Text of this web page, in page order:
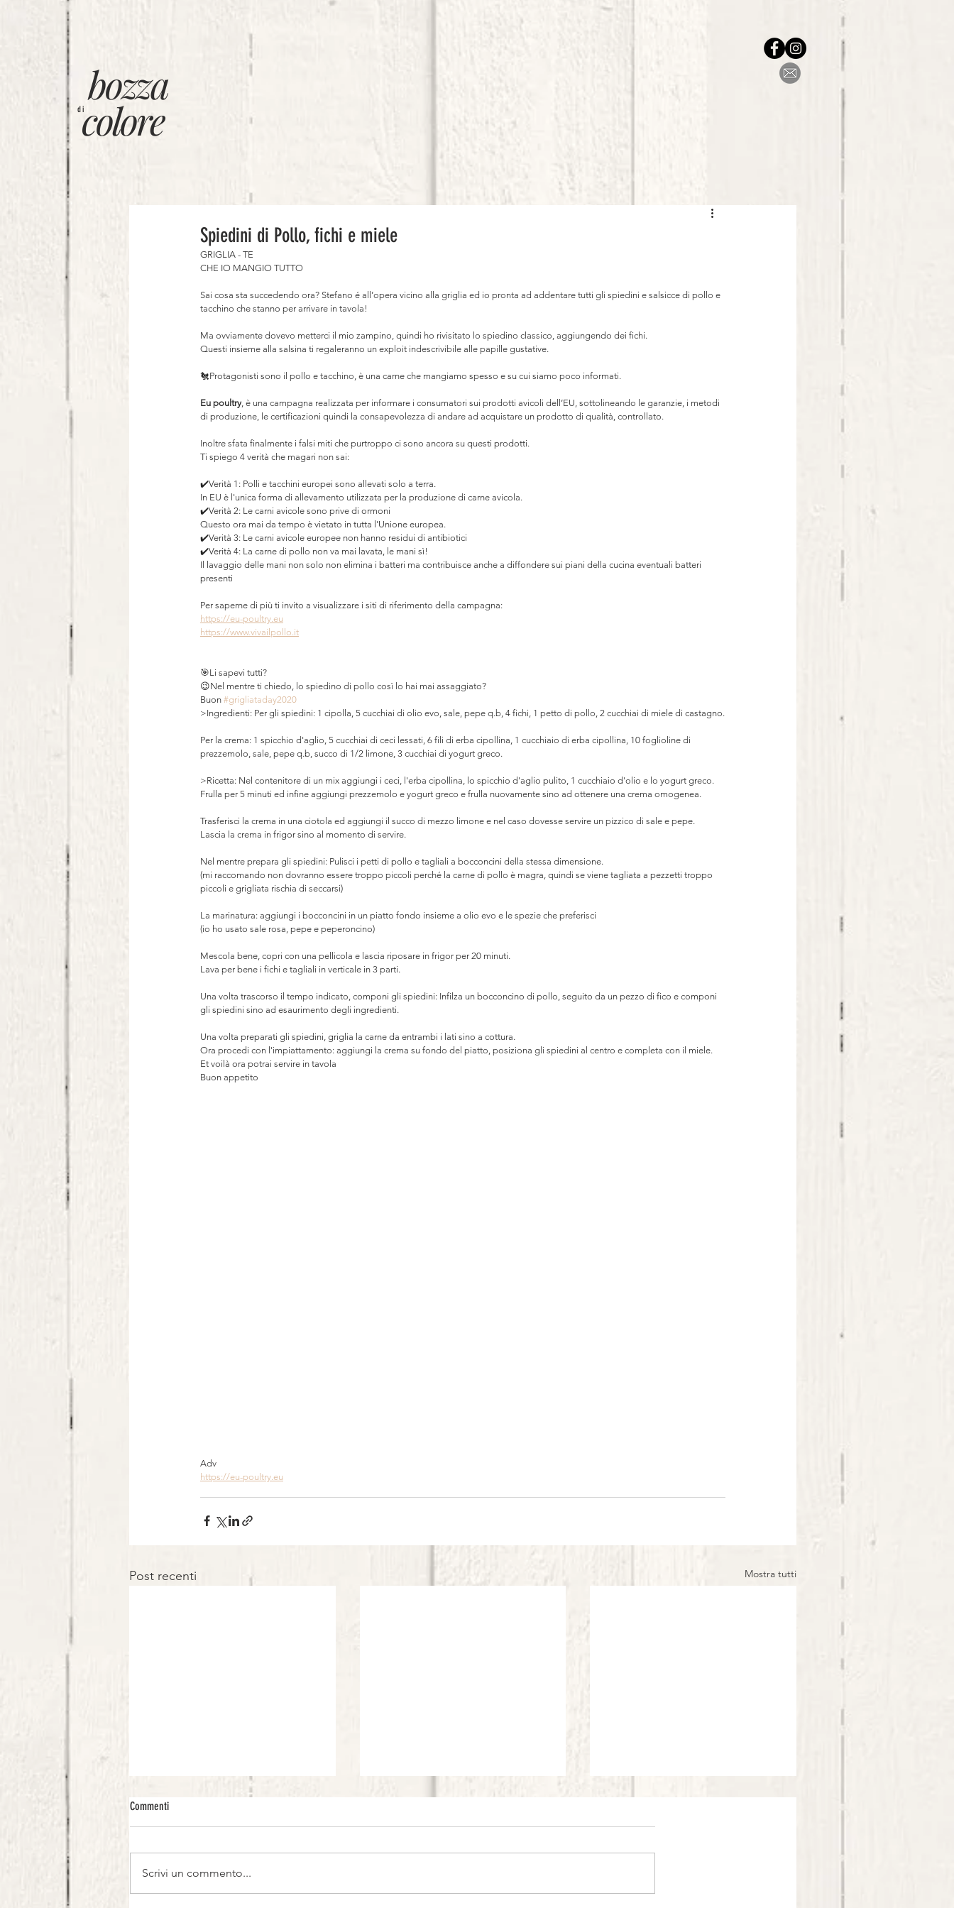
bozza
colore
di
Spiedini di Pollo, fichi e miele
GRIGLIA - TE⠀
CHE IO MANGIO TUTTO⠀
Sai cosa sta succedendo ora? Stefano é all’opera vicino alla griglia ed io pronta ad addentare tutti gli spiedini e salsicce di pollo e
tacchino che stanno per arrivare in tavola!⠀
Ma ovviamente dovevo metterci il mio zampino, quindi ho rivisitato lo spiedino classico, aggiungendo dei fichi. ⠀
Questi insieme alla salsina ti regaleranno un exploit indescrivibile alle papille gustative. ⠀
🐔Protagonisti sono il pollo e tacchino, è una carne che mangiamo spesso e su cui siamo poco informati.⠀
Eu poultry, è una campagna realizzata per informare i consumatori sui prodotti avicoli dell’EU, sottolineando le garanzie, i metodi
di produzione, le certificazioni quindi la consapevolezza di andare ad acquistare un prodotto di qualità, controllato. ⠀
Inoltre sfata finalmente i falsi miti che purtroppo ci sono ancora su questi prodotti. ⠀
Ti spiego 4 verità che magari non sai: ⠀
✔️Verità 1: Polli e tacchini europei sono allevati solo a terra. ⠀
In EU è l'unica forma di allevamento utilizzata per la produzione di carne avicola.⠀
✔️Verità 2: Le carni avicole sono prive di ormoni⠀
Questo ora mai da tempo è vietato in tutta l'Unione europea. ⠀
✔️Verità 3: Le carni avicole europee non hanno residui di antibiotici⠀
✔️Verità 4: La carne di pollo non va mai lavata, le mani sì! ⠀
Il lavaggio delle mani non solo non elimina i batteri ma contribuisce anche a diffondere sui piani della cucina eventuali batteri
presenti⠀
Per saperne di più ti invito a visualizzare i siti di riferimento della campagna:
https://eu-poultry.eu
https://www.vivailpollo.it
🎯Li sapevi tutti? ⠀
😉Nel mentre ti chiedo, lo spiedino di pollo così lo hai mai assaggiato? ⠀
Buon #grigliataday2020
>Ingredienti: Per gli spiedini: 1 cipolla, 5 cucchiai di olio evo, sale, pepe q.b, 4 fichi, 1 petto di pollo, 2 cucchiai di miele di castagno.
Per la crema: 1 spicchio d'aglio, 5 cucchiai di ceci lessati, 6 fili di erba cipollina, 1 cucchiaio di erba cipollina, 10 foglioline di
prezzemolo, sale, pepe q.b, succo di 1/2 limone, 3 cucchiai di yogurt greco.
>Ricetta: Nel contenitore di un mix aggiungi i ceci, l'erba cipollina, lo spicchio d'aglio pulito, 1 cucchiaio d'olio e lo yogurt greco.
Frulla per 5 minuti ed infine aggiungi prezzemolo e yogurt greco e frulla nuovamente sino ad ottenere una crema omogenea.
Trasferisci la crema in una ciotola ed aggiungi il succo di mezzo limone e nel caso dovesse servire un pizzico di sale e pepe.
Lascia la crema in frigor sino al momento di servire.
Nel mentre prepara gli spiedini: Pulisci i petti di pollo e tagliali a bocconcini della stessa dimensione.
(mi raccomando non dovranno essere troppo piccoli perché la carne di pollo è magra, quindi se viene tagliata a pezzetti troppo
piccoli e grigliata rischia di seccarsi)
La marinatura: aggiungi i bocconcini in un piatto fondo insieme a olio evo e le spezie che preferisci
(io ho usato sale rosa, pepe e peperoncino)
Mescola bene, copri con una pellicola e lascia riposare in frigor per 20 minuti.
Lava per bene i fichi e tagliali in verticale in 3 parti.
Una volta trascorso il tempo indicato, componi gli spiedini: Infilza un bocconcino di pollo, seguito da un pezzo di fico e componi
gli spiedini sino ad esaurimento degli ingredienti.
Una volta preparati gli spiedini, griglia la carne da entrambi i lati sino a cottura.
Ora procedi con l'impiattamento: aggiungi la crema su fondo del piatto, posiziona gli spiedini al centro e completa con il miele.
Et voilà ora potrai servire in tavola
Buon appetito
Adv
https://eu-poultry.eu
Post recenti Mostra tutti
Commenti
Scrivi un commento...